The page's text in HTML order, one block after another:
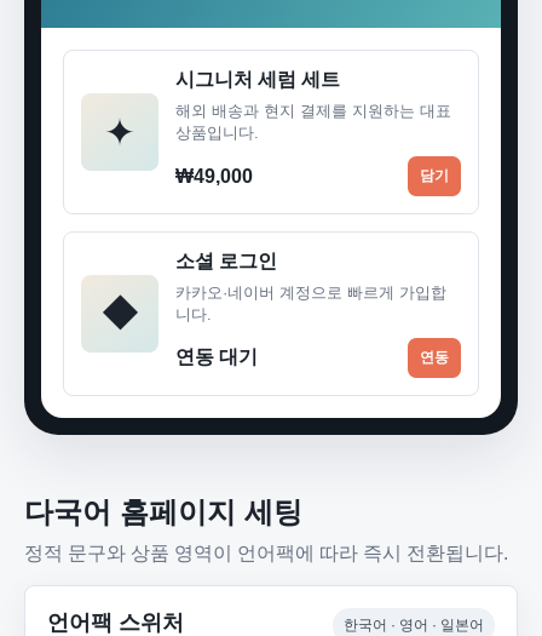
✦
시그니처 세럼 세트
해외 배송과 현지 결제를 지원하는 대표
상품입니다.
₩49,000 담기
◆
소셜 로그인
카카오·네이버 계정으로 빠르게 가입합
니다.
연동 대기 연동
다국어 홈페이지 세팅
정적 문구와 상품 영역이 언어팩에 따라 즉시 전환됩니다.
언어팩 스위처 한국어 · 영어 · 일본어